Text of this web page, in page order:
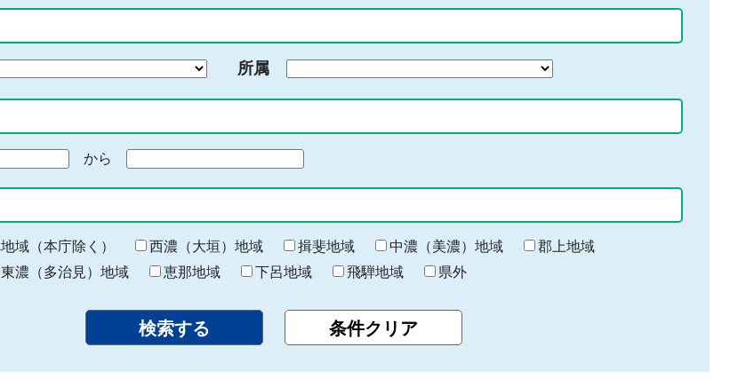
ー
入
力
所属
から
終
わ
り
域（本庁除く） 西濃（大垣）地域 揖斐地域 中濃（美濃）地域
郡上地域
東濃（多治見）地域 恵那地域 下呂地域 飛騨地域 県外